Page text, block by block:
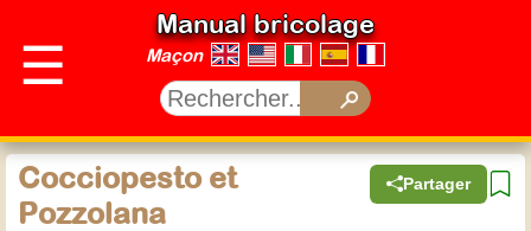
☰
Manual bricolage
Maçon
Partager
Cocciopesto et
Pozzolana